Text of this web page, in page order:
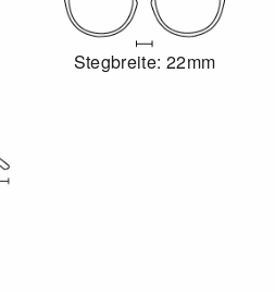
Stegbreite: 22mm